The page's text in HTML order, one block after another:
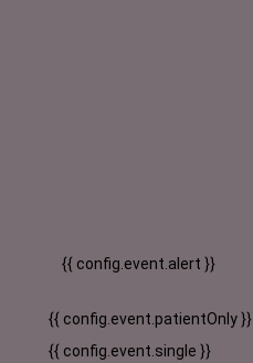
{{ config.event.alert }}
{{ config.event.patientOnly }}
{{ config.event.single }}